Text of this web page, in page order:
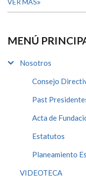
VER MÁS
MENÚ
Nosotros
Consejo
Past
Acta de
Estatutos
Planeamiento
VIDEOTECA